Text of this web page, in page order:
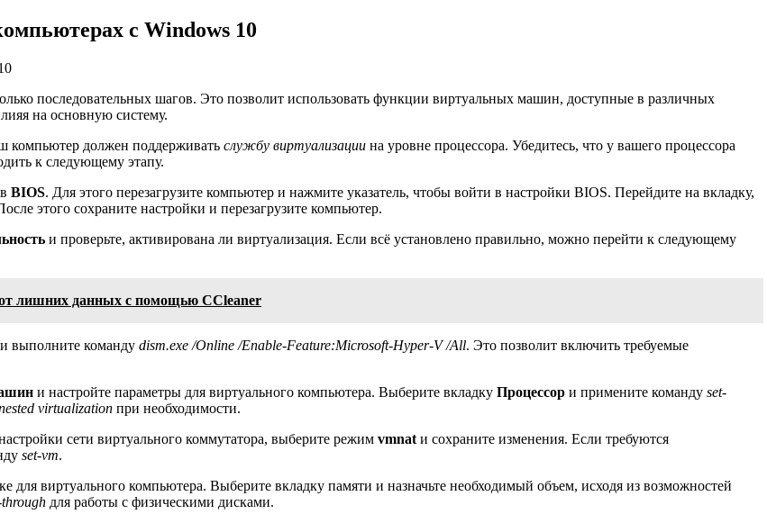
с Windows 10
последовательных шагов. Это позволит использовать функции виртуальных машин, доступные в различных
на основную систему.
компьютер должен поддерживать службу виртуализации на уровне процессора. Убедитесь, что у вашего процессора
к следующему этапу.
BIOS. Для этого перезагрузите компьютер и нажмите указатель, чтобы войти в настройки BIOS. Перейдите на вкладку,
этого сохраните настройки и перезагрузите компьютер.
и проверьте, активирована ли виртуализация. Если всё установлено правильно, можно перейти к следующему
лишних данных с помощью CCleaner
выполните команду dism.exe /Online /Enable-Feature:Microsoft-Hyper-V /All. Это позволит включить требуемые
и настройте параметры для виртуального компьютера. Выберите вкладку Процессор и примените команду set-
virtualization при необходимости.
сети виртуального коммутатора, выберите режим vmnat и сохраните изменения. Если требуются
set-vm.
виртуального компьютера. Выберите вкладку памяти и назначьте необходимый объем, исходя из возможностей
through для работы с физическими дисками.